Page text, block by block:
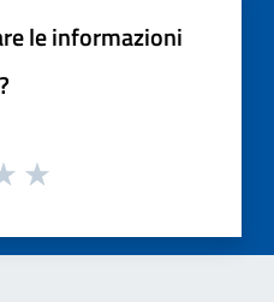
le informazioni